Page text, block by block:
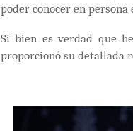
poder conocer en
Si bien es verdad que
proporcionó su detallada